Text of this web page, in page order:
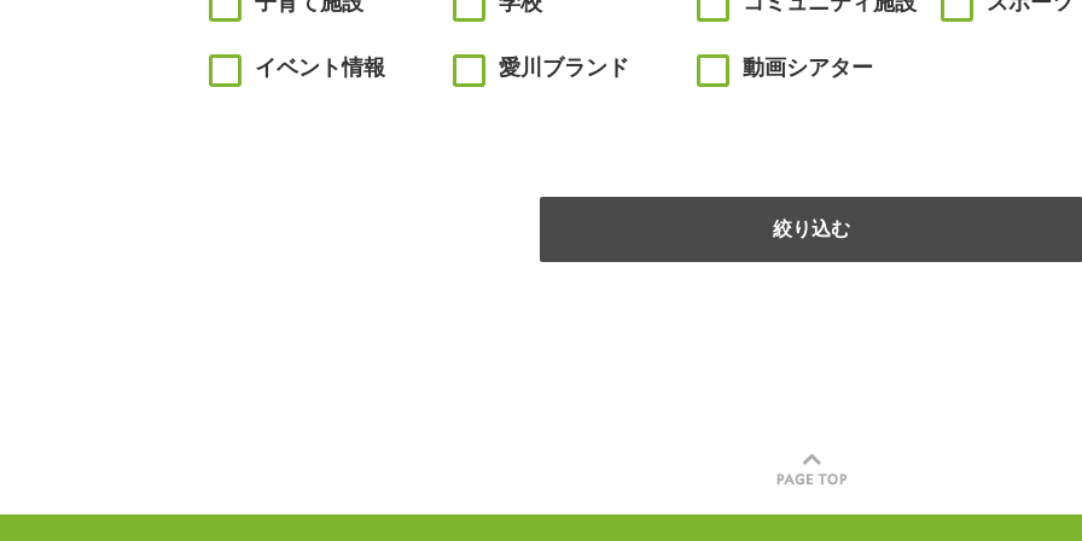
イベント情報 愛川ブランド 動画シアター